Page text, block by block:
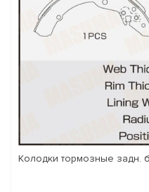
Колодки тормозные задн.